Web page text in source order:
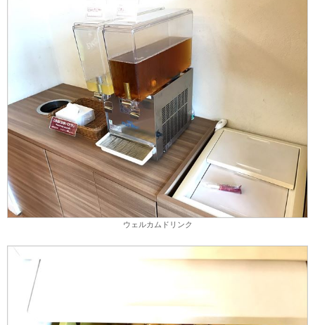
ウェルカムドリンク